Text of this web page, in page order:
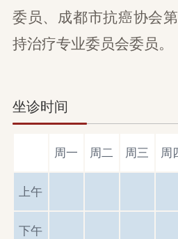
委员、成都市抗癌协会
持治疗专业委员会委员。
坐诊时间
周一 周二 周三 周
上午
下午